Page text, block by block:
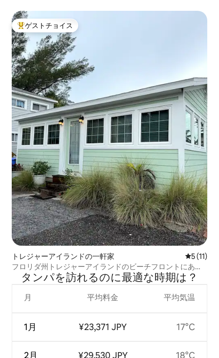
大好評のゲストチョイスです。
ゲストチョイス
トレジャーアイランドの一軒家 レビュー
5 (11)
フロリダ州トレジャーアイランドのビーチフロントにある
コテージ
タンパを訪⁠れ⁠るの⁠に最⁠適⁠な時⁠期⁠は⁠？
月
1月
2月
平均料金
¥23,371 JPY
¥29,530 JPY
平均気温
17°C
18°C